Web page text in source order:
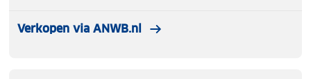
Verkopen via ANWB.nl